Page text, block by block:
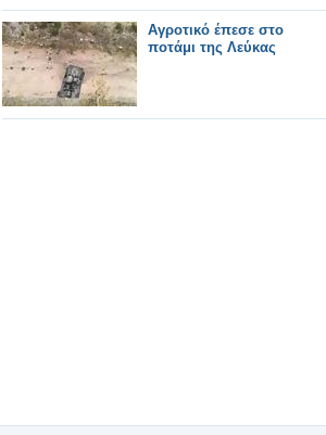
Αγροτικό έπεσε στο
ποτάμι της Λεύκας